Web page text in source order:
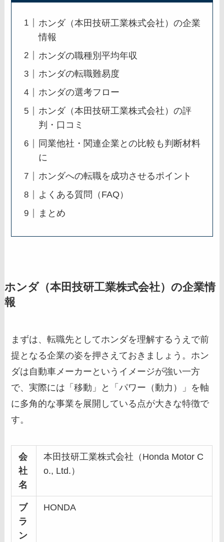
ホンダ（本田技研工業株式会社）の企業
情報
ホンダの職種別平均年収
ホンダの転職難易度
ホンダの選考フロー
ホンダ（本田技研工業株式会社）の評
判・口コミ
同業他社・関連企業との比較も判断材料
に
ホンダへの転職を成功させるポイント
よくある質問（FAQ）
まとめ
ホンダ（本田技研工業株式会社）の企業情
報
まずは、転職先としてホンダを理解するうえで前
提となる企業の姿を押さえておきましょう。ホン
ダは自動車メーカーというイメージが強い一方
で、実際には「移動」と「パワー（動力）」を軸
に多角的な事業を展開している点が大きな特徴で
す。
会
社
名
本田技研工業株式会社（Honda Motor C
o., Ltd.）
ブ
ラ
ン
HONDA